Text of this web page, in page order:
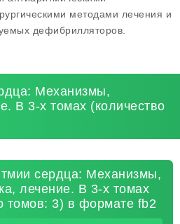
методами лечения и
дефибрилляторов.
Механизмы,
В 3-х томах (количество
сердца: Механизмы,
лечение. В 3-х томах
томов: 3) в формате fb2